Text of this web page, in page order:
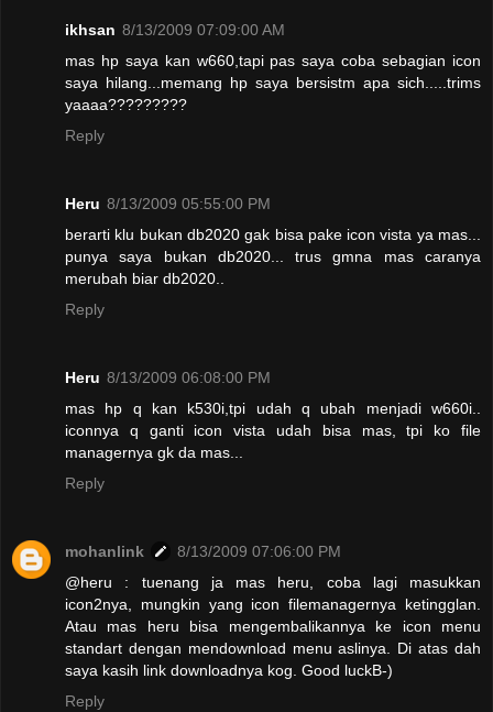
ikhsan 8/13/2009 07:09:00 AM
mas hp saya kan w660,tapi pas saya coba sebagian icon
saya hilang...memang hp saya bersistm apa sich.....trims
yaaaa?????????
Reply
Heru 8/13/2009 05:55:00 PM
berarti klu bukan db2020 gak bisa pake icon vista ya mas...
punya saya bukan db2020... trus gmna mas caranya
merubah biar db2020..
Reply
Heru 8/13/2009 06:08:00 PM
mas hp q kan k530i,tpi udah q ubah menjadi w660i..
iconnya q ganti icon vista udah bisa mas, tpi ko file
managernya gk da mas...
Reply
mohanlink
8/13/2009 07:06:00 PM
@heru : tuenang ja mas heru, coba lagi masukkan
icon2nya, mungkin yang icon filemanagernya ketingglan.
Atau mas heru bisa mengembalikannya ke icon menu
standart dengan mendownload menu aslinya. Di atas dah
saya kasih link downloadnya kog. Good luckB-)
Reply